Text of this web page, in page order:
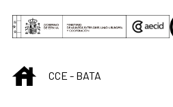
Saltar al contenido principal
INICIOCCE - BATA